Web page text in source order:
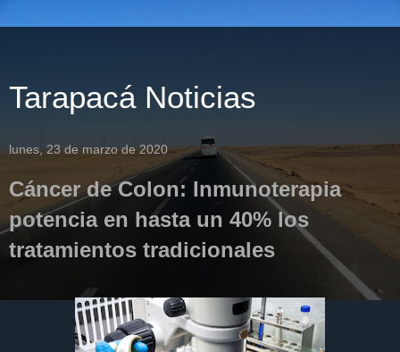
Tarapacá Noticias
lunes, 23 de marzo de 2020
Cáncer de Colon: Inmunoterapia
potencia en hasta un 40% los
tratamientos tradicionales